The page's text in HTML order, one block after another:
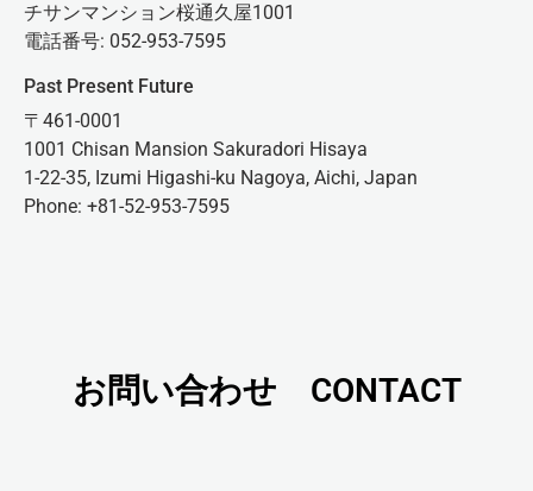
チサンマンション桜通久屋1001
電話番号: 052-953-7595
Past Present Future
〒461-0001
1001 Chisan Mansion Sakuradori Hisaya
1-22-35, Izumi Higashi-ku Nagoya, Aichi, Japan
Phone: +81-52-953-7595
お問い合わせ CONTACT